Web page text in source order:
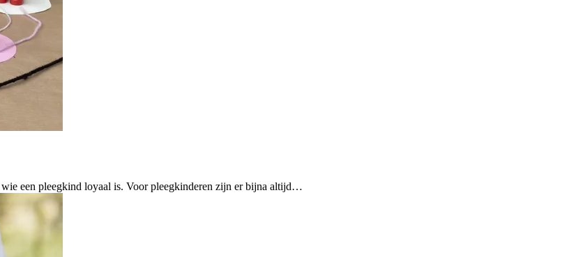
een pleegkind loyaal is. Voor pleegkinderen zijn er bijna altijd…